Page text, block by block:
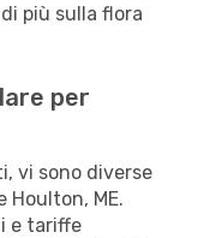
più sulla flora
per
vi sono diverse
ME.
e tariffe